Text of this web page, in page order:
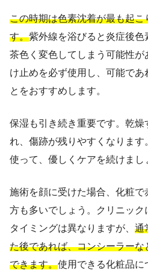
この時期は色素沈着が最も起
す。紫外線を浴びると炎症後
茶色く変色してしまう可能性
け止めを必ず使用し、可能であ
とをおすすめします。
保湿も引き続き重要です。乾燥
れ、傷跡が残りやすくなりま
使って、優しくケアを続けまし
施術を顔に受けた場合、化粧で
方も多いでしょう。クリニッ
タイミングは異なりますが、 通
た後であれば、コンシーラー
できます。使用できる化粧品に